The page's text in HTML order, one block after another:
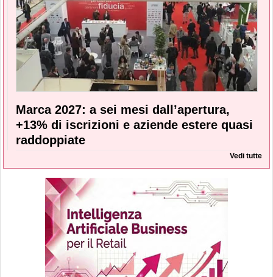
Marca 2027: a sei mesi dall’apertura,
+13% di iscrizioni e aziende estere quasi
raddoppiate
Vedi tutte